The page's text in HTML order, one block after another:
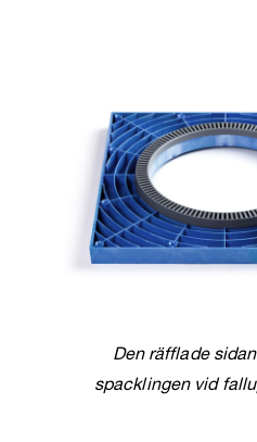
Den räfflade
spacklingen vid